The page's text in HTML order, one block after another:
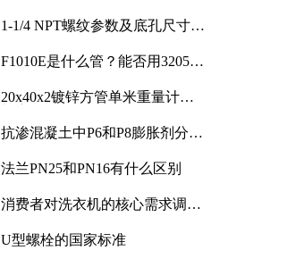
1-1/4 NPT螺纹参数及底孔尺寸详
F1010E是什么管？能否用3205或
20x40x2镀锌方管单米重量计算
抗渗混凝土中P6和P8膨胀剂分别
法兰PN25和PN16有什么区别
消费者对洗衣机的核心需求调研
U型螺栓的国家标准